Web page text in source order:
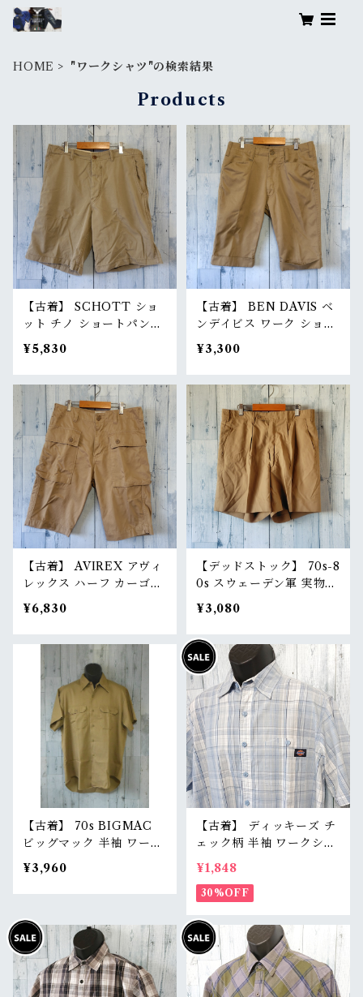
HOME "ワークシャツ"の検索結果
Products
【古着】 SCHOTT ショ
ット チノ ショートパンツ
W30（実寸W32相当） ベ
ージュ ハーフパンツ ショ
ーツ 日本製 RankB
¥5,830
【古着】 BEN DAVIS ベ
ンデイビス ワーク ショー
トパンツ W30（ウエスト
76cm） ベージュ ハーフ
パンツ 膝下丈 RankB
¥3,300
【古着】 AVIREX アヴィ
レックス ハーフ カーゴパ
ンツ M（ウエスト80c
m） ベージュ モンキーパ
ンツ ショーツ ミリタリー
¥6,830
【デッドストック】 70s-8
0s スウェーデン軍 実物
ショートパンツ 44/46展
開（W76/W84） ユーロ
ミリタリー 膝上丈 ショー
ツ 本物 RankS
¥3,080
【古着】 70s BIGMAC
ビッグマック 半袖 ワーク
シャツ L相当 ベージュ/カ
ーキ アメカジ ヴィンテー
ジ RankC
¥3,960
【古着】 ディッキーズ チ
ェック柄 半袖 ワークシャ
ツ メンズ L ホワイト/サッ
クス 白 水色 コットン10
0% RankB
¥1,848
30%OFF